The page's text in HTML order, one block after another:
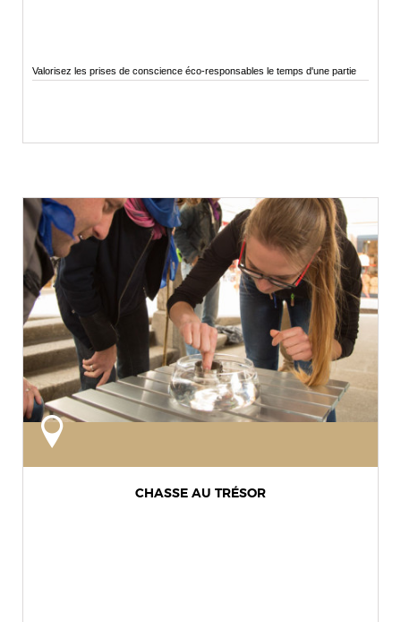
Valorisez les prises de conscience éco-responsables le temps d'une partie
CHASSE AU TRÉSOR